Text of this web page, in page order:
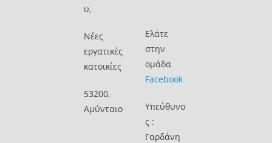
υ,
Νέες
εργατικές
κατοικίες
53200,
Αμύνταιο
Ελάτε
στην
ομάδα
Facebook
Υπεύθυνο
ς :
Γαρδάνη